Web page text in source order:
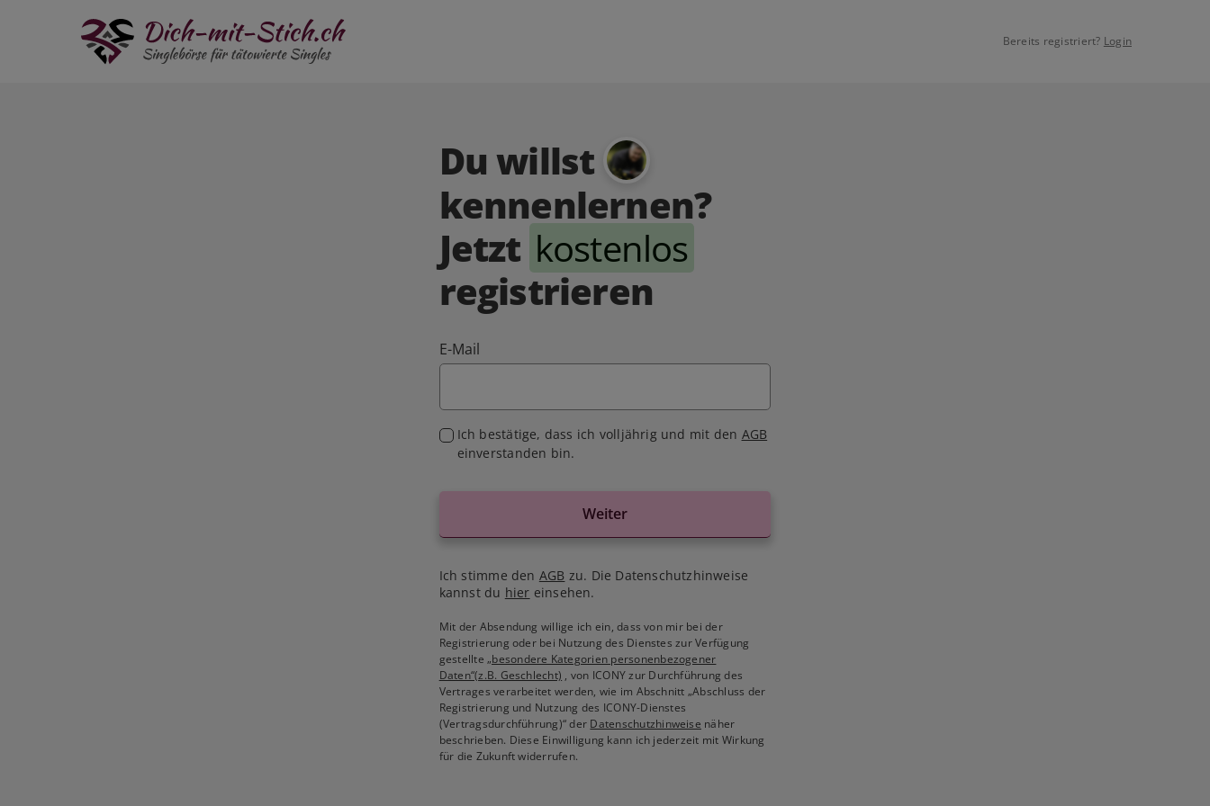
Bereits registriert? Login
Du willst
kennenlernen?
Jetzt kostenlos
registrieren
E-Mail
Ich bestätige, dass ich volljährig und mit den AGB
einverstanden bin.
Weiter
Ich stimme den AGB zu. Die Datenschutzhinweise
kannst du hier einsehen.
Mit der Absendung willige ich ein, dass von mir bei der
Registrierung oder bei Nutzung des Dienstes zur Verfügung
gestellte„besondere Kategorien personenbezogener
Daten“(z.B. Geschlecht) , von ICONY zur Durchführung des
Vertrages verarbeitet werden, wie im Abschnitt „Abschluss der
Registrierung und Nutzung des ICONY-Dienstes
(Vertragsdurchführung)“ der Datenschutzhinweise näher
beschrieben. Diese Einwilligung kann ich jederzeit mit Wirkung
für die Zukunft widerrufen.